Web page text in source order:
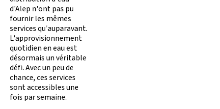
d'Alep n'ont pas pu
fournir les mêmes
services qu'auparavant.
L'approvisionnement
quotidien en eau est
désormais un véritable
défi. Avec un peu de
chance, ces services
sont accessibles une
fois par semaine.